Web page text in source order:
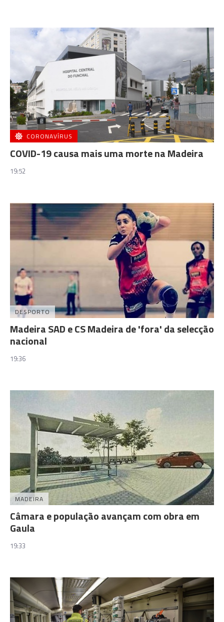
CORONAVÍRUS
COVID-19 causa mais uma morte na Madeira
19:52
DESPORTO
Madeira SAD e CS Madeira de 'fora' da selecção
nacional
19:36
MADEIRA
Câmara e população avançam com obra em
Gaula
19:33